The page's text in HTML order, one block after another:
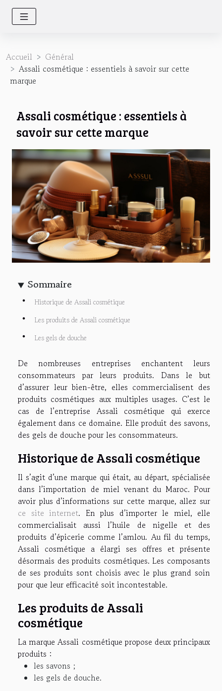
Accueil
Général
Assali cosmétique : essentiels à savoir sur cette
marque
Assali cosmétique : essentiels à
savoir sur cette marque
Sommaire
Historique de Assali cosmétique
Les produits de Assali cosmétique
Les gels de douche
De nombreuses entreprises enchantent leurs
consommateurs par leurs produits. Dans le but
d’assurer leur bien-être, elles commercialisent des
produits cosmétiques aux multiples usages. C’est le
cas de l’entreprise Assali cosmétique qui exerce
également dans ce domaine. Elle produit des savons,
des gels de douche pour les consommateurs.
Historique de Assali cosmétique
Il s’agit d’une marque qui était, au départ, spécialisée
dans l’importation de miel venant du Maroc. Pour
avoir plus d’informations sur cette marque, allez sur
ce site internet. En plus d’importer le miel, elle
commercialisait aussi l’huile de nigelle et des
produits d’épicerie comme l’amlou. Au fil du temps,
Assali cosmétique a élargi ses offres et présente
désormais des produits cosmétiques. Les composants
de ses produits sont choisis avec le plus grand soin
pour que leur efficacité soit incontestable.
Les produits de Assali
cosmétique
La marque Assali cosmétique propose deux principaux
produits :
les savons ;
les gels de douche.